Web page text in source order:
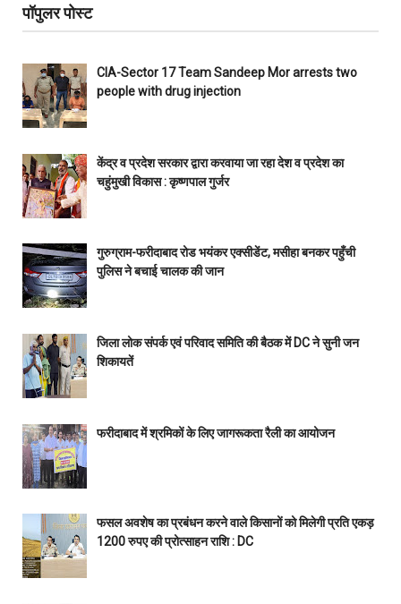
पॉपुलर पोस्ट
CIA-Sector 17 Team Sandeep Mor arrests two
people with drug injection
केंद्र व प्रदेश सरकार द्वारा करवाया जा रहा देश व प्रदेश का
चहुंमुखी विकास : कृष्णपाल गुर्जर
गुरुग्राम-फरीदाबाद रोड भयंकर एक्सीडेंट, मसीहा बनकर पहुँची
पुलिस ने बचाई चालक की जान
जिला लोक संपर्क एवं परिवाद समिति की बैठक में DC ने सुनी जन
शिकायतें
फरीदाबाद में श्रमिकों के लिए जागरूकता रैली का आयोजन
फसल अवशेष का प्रबंधन करने वाले किसानों को मिलेगी प्रति एकड़
1200 रुपए की प्रोत्साहन राशि : DC